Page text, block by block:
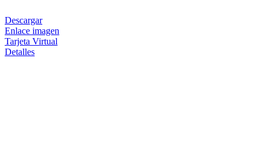
Descargar
Enlace imagen
Tarjeta Virtual
Detalles